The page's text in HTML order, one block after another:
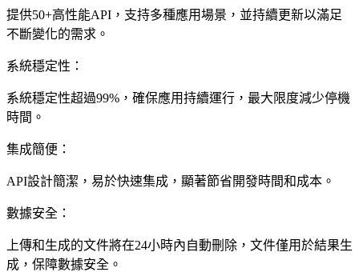
提供50+高性能API，支持多種應用場景，並持續更新以滿足
不斷變化的需求。
系統穩定性：
系統穩定性超過99%，確保應用持續運行，最大限度減少停機
時間。
集成簡便：
API設計簡潔，易於快速集成，顯著節省開發時間和成本。
數據安全：
上傳和生成的文件將在24小時內自動刪除，文件僅用於結果生
成，保障數據安全。